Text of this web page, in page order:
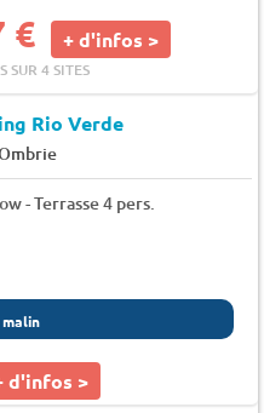
€ + d'infos >
SUR 4 SITES
Rio Verde
- Terrasse 4 pers.
d'infos >